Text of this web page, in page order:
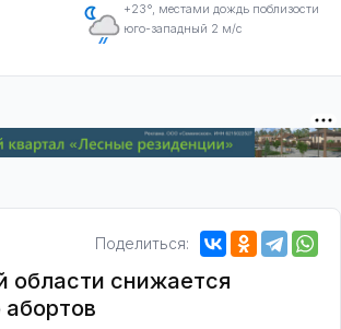
+23°, местами дождь поблизости
юго-западный 2 м/с
Поделиться:
области снижается
абортов